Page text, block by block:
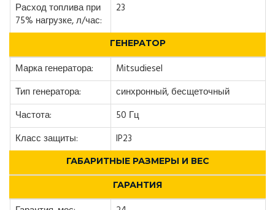
Расход топлива при
75% нагрузке, л/час:
23
ГЕНЕРАТОР
Марка генератора:
Mitsudiesel
Тип генератора:
синхронный, бесщеточный
Частота:
50 Гц
Класс защиты:
IP23
ГАБАРИТНЫЕ РАЗМЕРЫ И ВЕС
ГАРАНТИЯ